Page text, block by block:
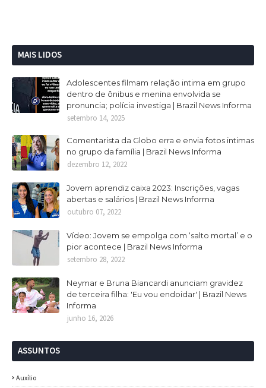
MAIS LIDOS
Adolescentes filmam relação intima em grupo
dentro de ônibus e menina envolvida se
pronuncia; polícia investiga | Brazil News Informa
setembro 14, 2025
Comentarista da Globo erra e envia fotos intimas
no grupo da família | Brazil News Informa
dezembro 12, 2022
Jovem aprendiz caixa 2023: Inscrições, vagas
abertas e salários | Brazil News Informa
outubro 07, 2022
Vídeo: Jovem se empolga com ‘salto mortal’ e o
pior acontece | Brazil News Informa
setembro 28, 2022
Neymar e Bruna Biancardi anunciam gravidez
de terceira filha: 'Eu vou endoidar' | Brazil News
Informa
junho 16, 2026
ASSUNTOS
Auxílio